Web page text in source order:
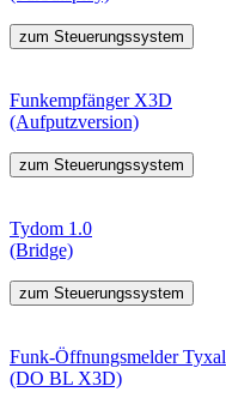
zum Steuerungssystem
Funkempfänger X3D
(Aufputzversion)
zum Steuerungssystem
Tydom 1.0
(Bridge)
zum Steuerungssystem
Funk-Öffnungsmelder Tyxal
(DO BL X3D)